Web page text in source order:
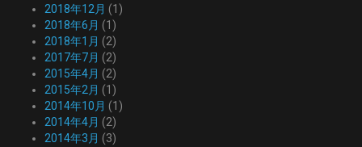
2018年12月 (1)
2018年6月 (1)
2018年1月 (2)
2017年7月 (2)
2015年4月 (2)
2015年2月 (1)
2014年10月 (1)
2014年4月 (2)
2014年3月 (3)